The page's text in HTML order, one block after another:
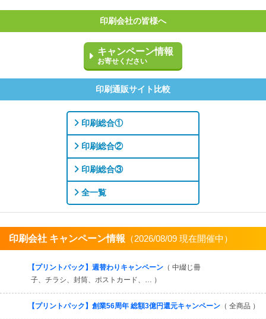
印刷会社の皆様へ
キャンペーン情報
お寄せください
印刷通販サイト比較
印刷総合①
印刷総合②
印刷総合③
全一覧
印刷会社 キャンペーン情報 （2026/08/09 現在開催中）
【プリントパック】週替わりキャンペーン （ 中綴じ冊
子、チラシ、封筒、ポストカード、… ）
【プリントパック】創業56周年 総額3億円還元キャンペーン （ 全商品 ）